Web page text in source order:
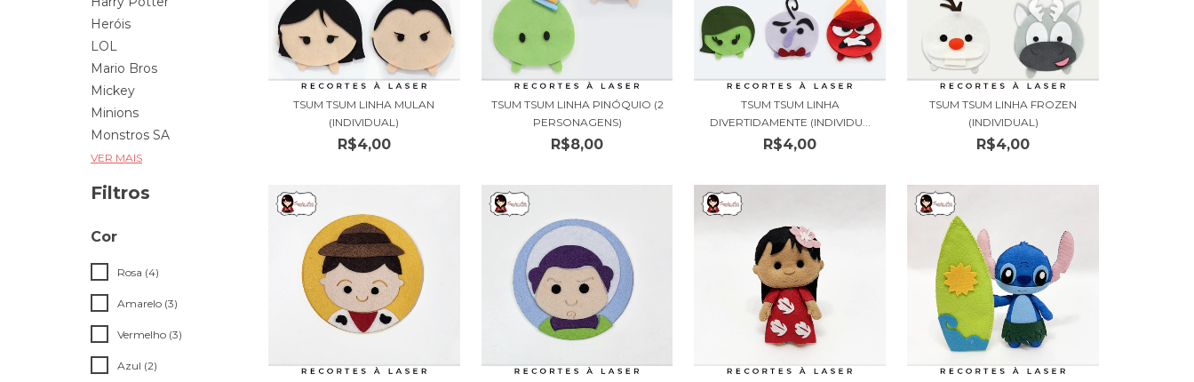
Heróis
LOL
Mario Bros
Mickey
Minions
Monstros SA
VER MAIS
Filtros
Cor
Rosa (4)
Amarelo (3)
Vermelho (3)
Azul (2)
TSUM TSUM LINHA MULAN
(INDIVIDUAL)
R$4,00
TSUM TSUM LINHA PINÓQUIO (2
PERSONAGENS)
R$8,00
TSUM TSUM LINHA
DIVERTIDAMENTE (INDIVIDU...
R$4,00
TSUM TSUM LINHA FROZEN
(INDIVIDUAL)
R$4,00